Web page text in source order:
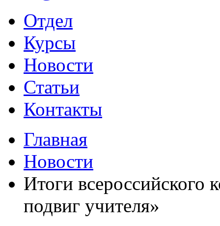
Отдел
Курсы
Новости
Статьи
Контакты
Главная
Новости
Итоги всероссийского
подвиг учителя»